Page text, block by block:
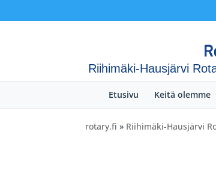
Riihimäki-Hausjärvi
Etusivu Keitä olemme
rotary.fi » Riihimäki-Hausjärvi